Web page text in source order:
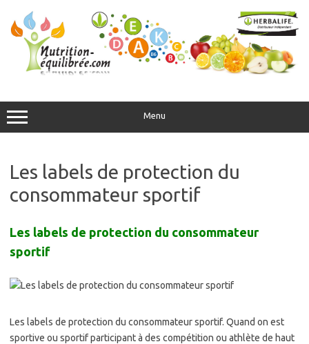
contenu
Menu
Les labels de protection du
consommateur sportif
Les labels de protection du consommateur
sportif
Les labels de protection du consommateur sportif. Quand on est
sportive ou sportif participant à des compétition ou athlète de haut